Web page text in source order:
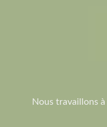
Nous travaillons